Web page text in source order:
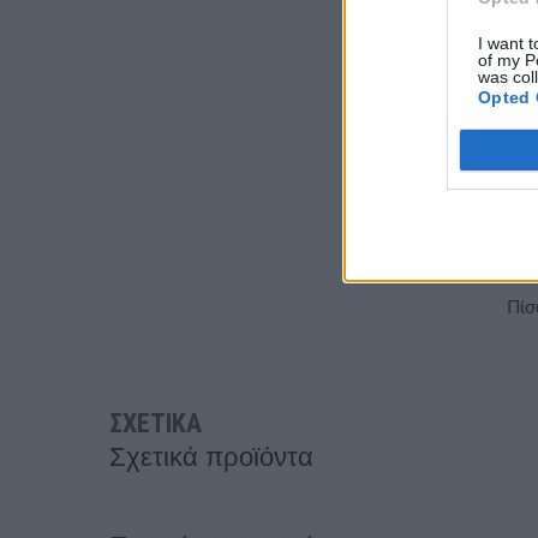
I want
of my
was
Opted
ΣΧΕΤΙΚΑ
Σχετικά προϊόντα